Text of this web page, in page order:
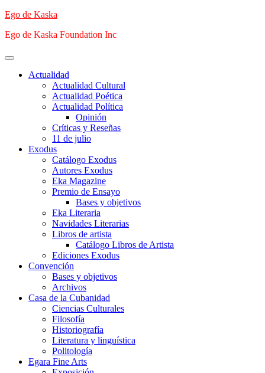
Saltar
contenido
Ego de Kaska
Ego de Kaska Foundation Inc
Menú
principalActualidad
Actualidad Cultural
Actualidad Poética
Actualidad Política
Opinión
Críticas y Reseñas
11 de julio
Exodus
Catálogo Exodus
Autores Exodus
Eka Magazine
Premio de Ensayo
Bases y objetivos
Eka Literaria
Navidades Literarias
Libros de artista
Catálogo Libros de Artista
Ediciones Exodus
Convención
Bases y objetivos
Archivos
Casa de la Cubanidad
Ciencias Culturales
Filosofía
Historiografía
Literatura y linguística
Politología
Egara Fine Arts